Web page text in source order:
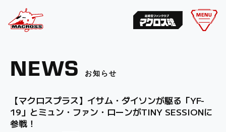
MENU
NEWS お知らせ
【マクロスプラス】イサム・ダイソンが駆る「YF-
19」とミュン・ファン・ローンがTINY SESSIONに
参戦！